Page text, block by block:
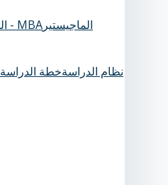
الماجيستيرالمهني في إدارة الأعمال - MBA الماجيستير
نظام الدراسةخطة الدراسة